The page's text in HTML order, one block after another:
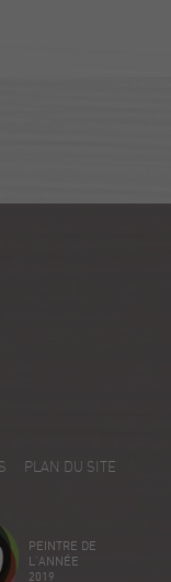
pour
sur
2025
PLAN DU SITE
PEINTRE DE
L'ANNÉE
2019